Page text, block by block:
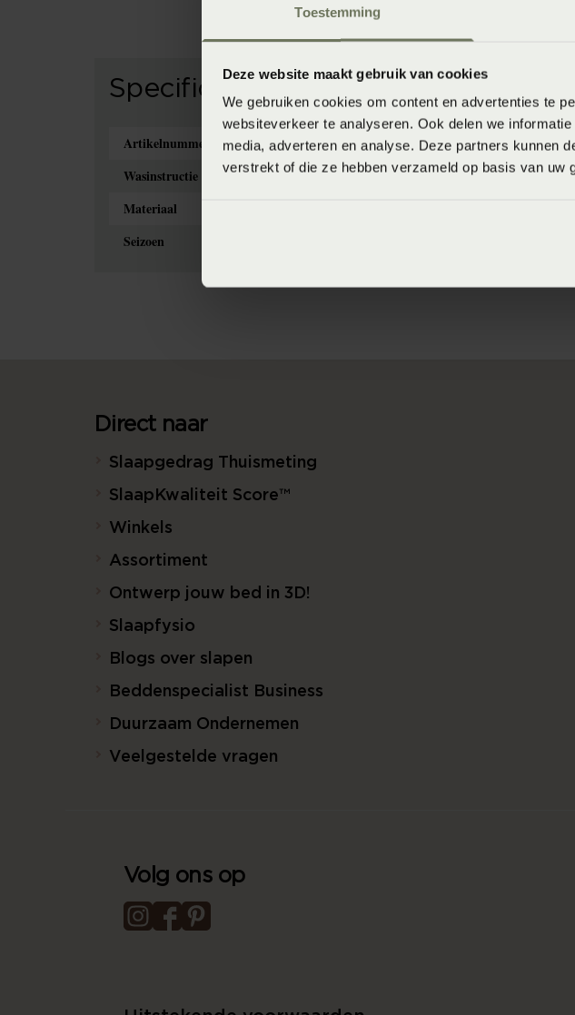
Toestemming
Deze website maakt gebruik van cookies
We gebruiken cookies om content en advertenties te
websiteverkeer te analyseren. Ook delen we
media, adverteren en analyse. Deze partners kunnen
verstrekt of die ze hebben verzameld op basis van uw
Specificaties
Artikelnummer 8714322348215
Wasinstructie Wasvoorschrift: wassen op 40°C / 60°C (donkere
Materiaal
Seizoen
Direct naar
Slaapgedrag Thuismeting
SlaapKwaliteit Score™
Winkels
Assortiment
Ontwerp jouw bed in 3D!
Slaapfysio
Blogs over slapen
Beddenspecialist Business
Duurzaam Ondernemen
Veelgestelde vragen
Volg ons op